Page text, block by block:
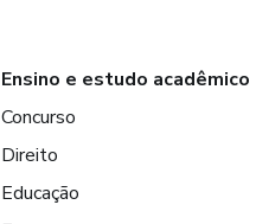
Ensino e estudo acadêmico
Concurso
Direito
Educação